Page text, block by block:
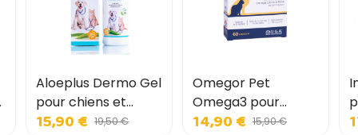
Aloeplus Dermo Gel
pour chiens et
chats
15,90 € 19,50 €
Omegor Pet
Omega3 pour
chiens et chats
14,90 € 15,90 €